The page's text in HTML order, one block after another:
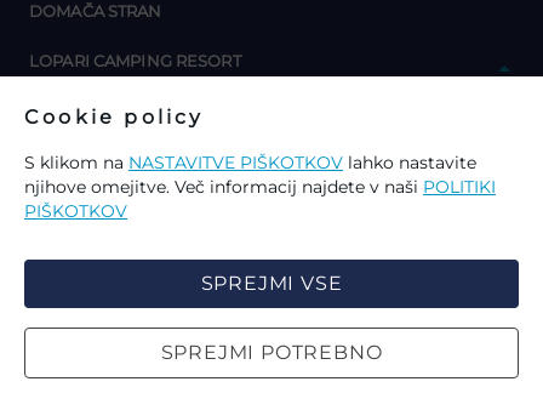
DOMAČA STRAN
LOPARI CAMPING RESORT
Mobilne hiške
Apartmaji
Šport
Posebne ponudbe
Cookie policy
S klikom na NASTAVITVE PIŠKOTKOV lahko nastavite
njihove omejitve. Več informacij najdete v naši POLITIKI
PIŠKOTKOV
IZBERITE PIŠKOTKE NA STRANI
SPREJMI VSE
SPREJMI POTREBNO